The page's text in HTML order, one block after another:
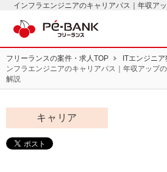
インフラエンジニアのキャリアパス｜年収ア
来性を解説 | ITフリーランスエンジニアの案
フリーランスの案件・求人TOP ITエンジニ
ンフラエンジニアのキャリアパス｜年収アップ
解説
キャリア